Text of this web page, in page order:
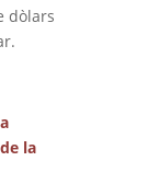
dòlars
la